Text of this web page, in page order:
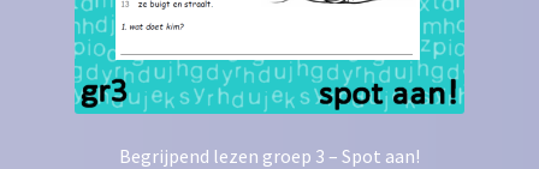
Begrijpend lezen groep 3 – Spot aan!